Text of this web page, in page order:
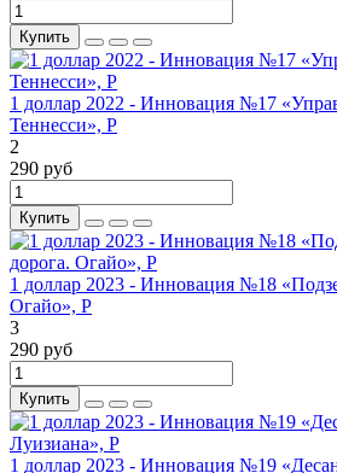
Купить
1 доллар 2022 - Инновация №17
Теннесси», P
2
290 руб
Купить
1 доллар 2023 - Инновация №18
Огайо», P
3
290 руб
Купить
1 доллар 2023 - Инновация №19